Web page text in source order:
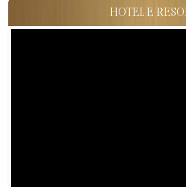
HOTEL E